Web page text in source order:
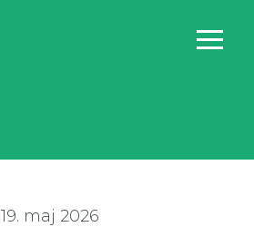
19. maj 2026